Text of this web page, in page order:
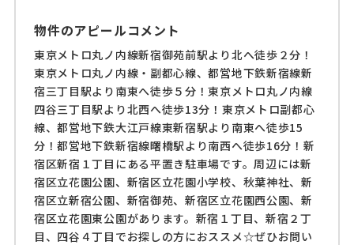
物件のアピールコメント
東京メトロ丸ノ内線新宿御苑前駅より北へ徒歩２分！
東京メトロ丸ノ内線・副都心線、都営地下鉄新宿線新
宿三丁目駅より南東へ徒歩５分！東京メトロ丸ノ内線
四谷三丁目駅より北西へ徒歩13分！東京メトロ副都心
線、都営地下鉄大江戸線東新宿駅より南東へ徒歩15
分！都営地下鉄新宿線曙橋駅より南西へ徒歩16分！新
宿区新宿１丁目にある平置き駐車場です。周辺には新
宿区立花園公園、新宿区立花園小学校、秋葉神社、新
宿区立新宿公園、新宿御苑、新宿区立花園西公園、新
宿区立花園東公園があります。新宿１丁目、新宿２丁
目、四谷４丁目でお探しの方におススメ☆ぜひお問い